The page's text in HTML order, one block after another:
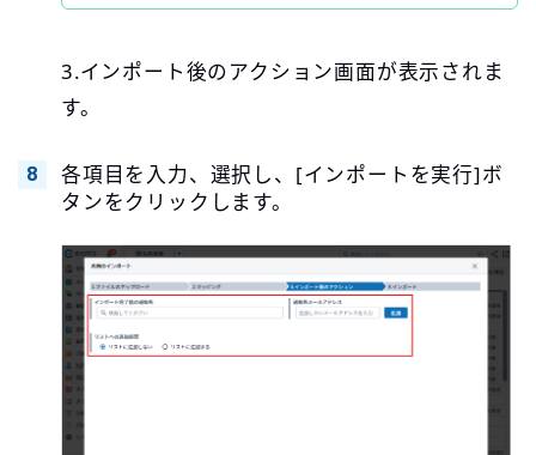
3.インポート後のアクション画面が表示されま
す。
各項目を入力、選択し、[インポートを実行]ボ
タンをクリックします。